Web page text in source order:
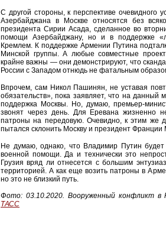
С другой стороны, к перспективе очевидного
Азербайджана в Москве относятся без
президента Сирии Асада, сделанное во
помощи Азербайджану, но и в поддержке
Кремлем. К поддержке Армении Путина
Минской группы. А любые совместные
крайне важны — они демонстрируют, что
России с Западом отнюдь не фатальным
Впрочем, сам Никол Пашинян, не уставая
обязательств», пока заявляет, что на данный
поддержка Москвы. Но, думаю, премьер-
звонят через день. Для Еревана жизненно
патроны на передовую. Очевидно, к этим же
пытался склонить Москву и президент Франции
Не думаю, однако, что Владимир Путин
военной помощи. Да и технически это
Грузия вряд ли отнесется с большим
территорией. А как еще возить патроны в
но это не близкий путь.
Фото: 03.10.2020. Вооруженный конфликт
ТАСС